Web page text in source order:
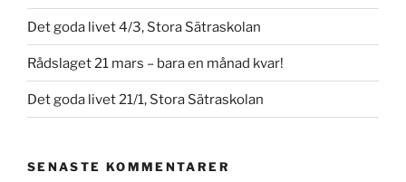
Det goda livet 4/3, Stora Sätraskolan
Rådslaget 21 mars – bara en månad kvar!
Det goda livet 21/1, Stora Sätraskolan
SENASTE KOMMENTARER